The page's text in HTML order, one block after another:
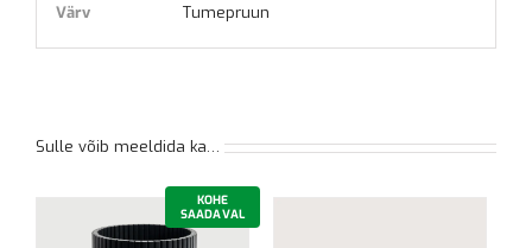
Värv
Tumepruun
Sulle võib meeldida ka…
KOHE
SAADAVAL